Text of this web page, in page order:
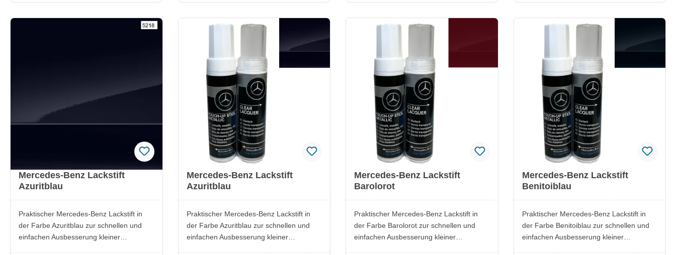
Einfache Anwendung für schnelle
Einfache Anwendung für schnelle
Sicherheitsinformationen Lackstift im
beiliegenden Datenblatt.
Einfache Anwendung für schnelle
Einfache Anwendung für schnelle
Mercedes-Benz Lackstift
Azuritblau
Praktischer Mercedes-Benz Lackstift in
der Farbe Azuritblau zur schnellen und
einfachen Ausbesserung kleiner
Mercedes-Benz Lackstift
Azuritblau
Praktischer Mercedes-Benz Lackstift in
der Farbe Azuritblau zur schnellen und
einfachen Ausbesserung kleiner
Mercedes-Benz Lackstift
Barolorot
Praktischer Mercedes-Benz Lackstift in
der Farbe Barolorot zur schnellen und
einfachen Ausbesserung kleiner
Mercedes-Benz Lackstift
Benitoiblau
Praktischer Mercedes-Benz Lackstift in
der Farbe Benitoiblau zur schnellen und
einfachen Ausbesserung kleiner